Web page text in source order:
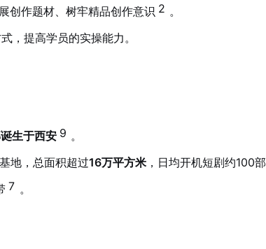
创作题材、树牢精品创作意识 2 。
，提高学员的实操能力。
生于西安 9 。
地，总面积超过16万平方米 ，日均开机短剧约100部
7 。